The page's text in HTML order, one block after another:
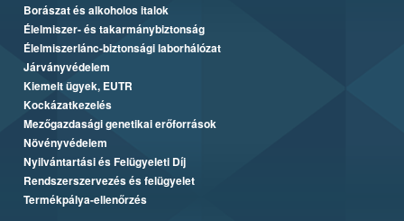
Borászat és alkoholos italok
Élelmiszer- és takarmánybiztonság
Élelmiszerlánc-biztonsági laborhálózat
Járványvédelem
Kiemelt ügyek, EUTR
Kockázatkezelés
Mezőgazdasági genetikai erőforrások
Növényvédelem
Nyilvántartási és Felügyeleti Díj
Rendszerszervezés és felügyelet
Termékpálya-ellenőrzés